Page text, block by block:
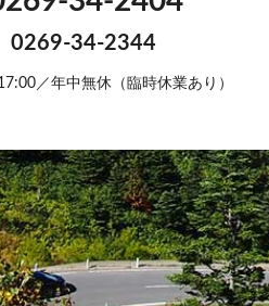
0269-34-2344
／年中無休（臨時休業あり）